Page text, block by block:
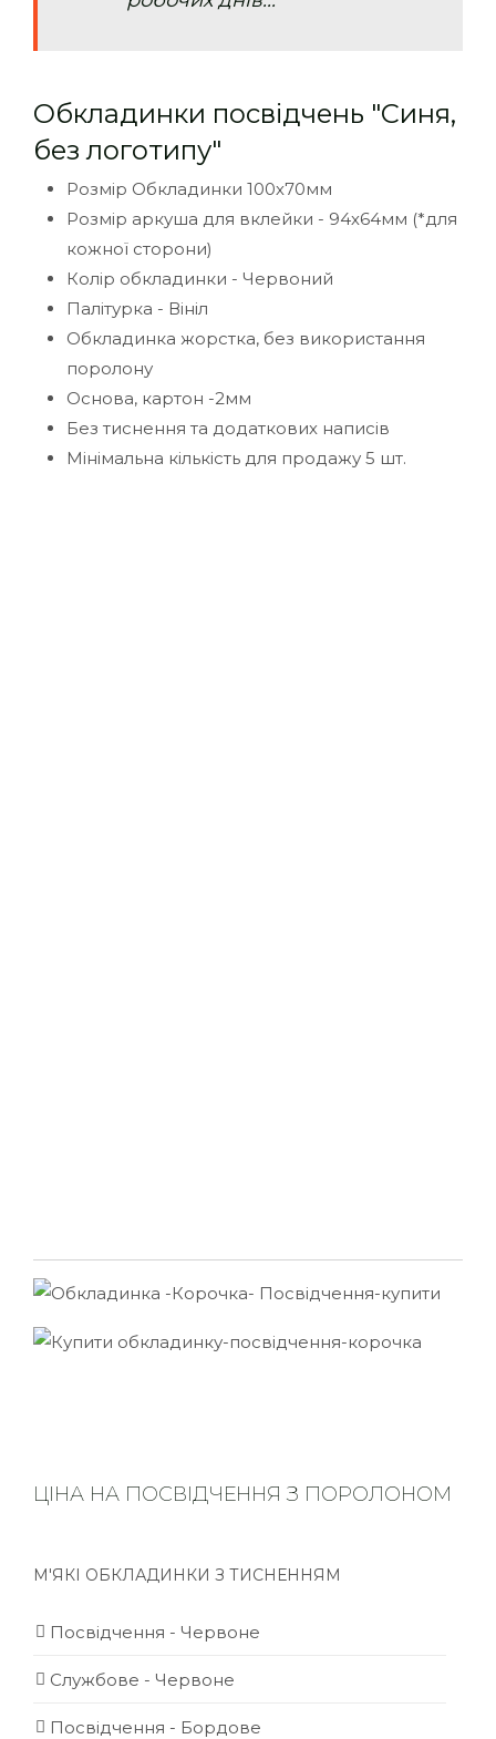
Обкладинки посвідчень "Синя,
без логотипу"
Розмір Обкладинки 100х70мм
Розмір аркуша для вклейки - 94х64мм (*для
кожної сторони)
Колір обкладинки - Червоний
Палітурка - Вініл
Обкладинка жорстка, без використання
поролону
Основа, картон -2мм
Без тиснення та додаткових написів
Мінімальна кількість для продажу 5 шт.
ЦІНА НА ПОСВІДЧЕННЯ З ПОРОЛОНОМ
М'ЯКІ ОБКЛАДИНКИ З ТИСНЕННЯМ
Посвідчення - Червоне
Службове - Червоне
Посвідчення - Бордове